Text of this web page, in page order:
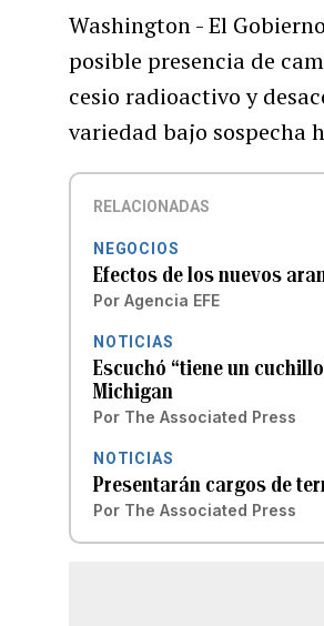
Washington - El
posible presencia de
cesio radioactivo y
variedad bajo sospecha
RELACIONADAS
NEGOCIOS
Efectos de los nuevos
Por Agencia EFE
NOTICIAS
Escuchó “tiene un
Michigan
Por The Associated Press
NOTICIAS
Presentarán cargos de
Por The Associated Press